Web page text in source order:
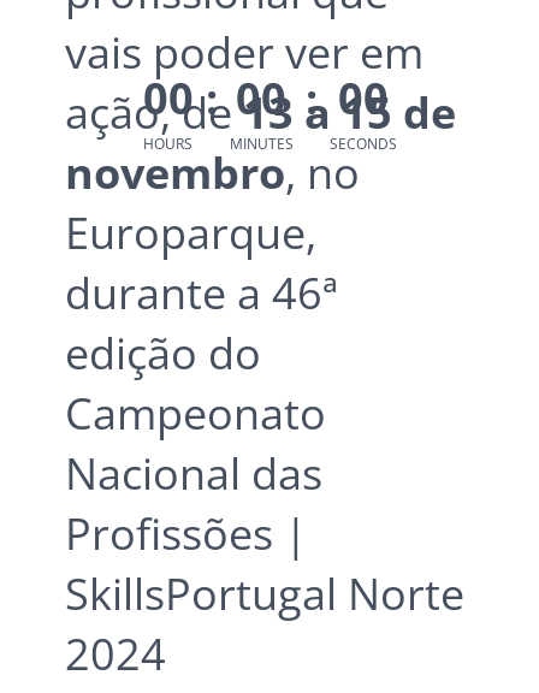
vais poder ver em
ação, de13 a 15 de
novembro, no
Europarque,
durante a 46ª
edição do
Campeonato
Nacional das
Profissões |
SkillsPortugal Norte
2024
00
HOURS
: 00
MINUTES
: 00
SECONDS